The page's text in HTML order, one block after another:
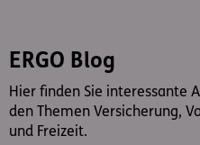
ERGO Blog
Hier finden Sie interessante
den Themen Versicherung,
und Freizeit.